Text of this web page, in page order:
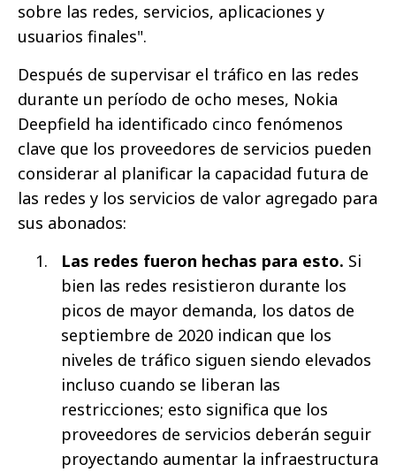
sobre las redes, servicios, aplicaciones y
usuarios finales".
Después de supervisar el tráfico en las redes
durante un período de ocho meses, Nokia
Deepfield ha identificado cinco fenómenos
clave que los proveedores de servicios pueden
considerar al planificar la capacidad futura de
las redes y los servicios de valor agregado para
sus abonados:
Las redes fueron hechas para esto. Si
bien las redes resistieron durante los
picos de mayor demanda, los datos de
septiembre de 2020 indican que los
niveles de tráfico siguen siendo elevados
incluso cuando se liberan las
restricciones; esto significa que los
proveedores de servicios deberán seguir
proyectando aumentar la infraestructura